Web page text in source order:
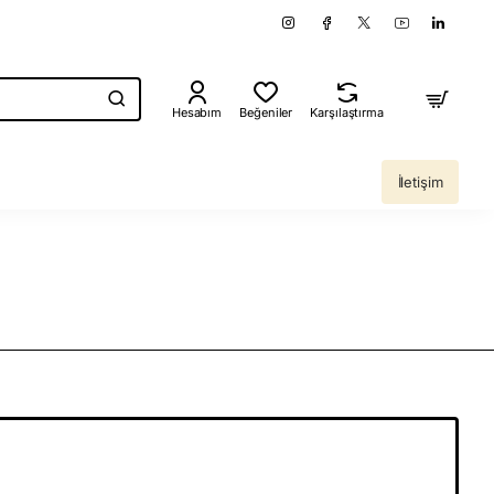
Hesabım Beğeniler Karşılaştırma
İletişim